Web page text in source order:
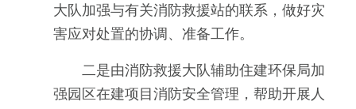
大队加强与有关消防救援站的联系，做好灾
害应对处置的协调、准备工作。
二是由消防救援大队辅助住建环保局加
强园区在建项目消防安全管理，帮助开展人